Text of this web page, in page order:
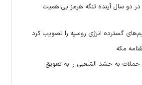
در دو سال آینده تنگه هرمز بی‌اهمیت
گسترده انرژی روسیه را تصویب کرد
مکه
به حشد الشعبی را به تعویق